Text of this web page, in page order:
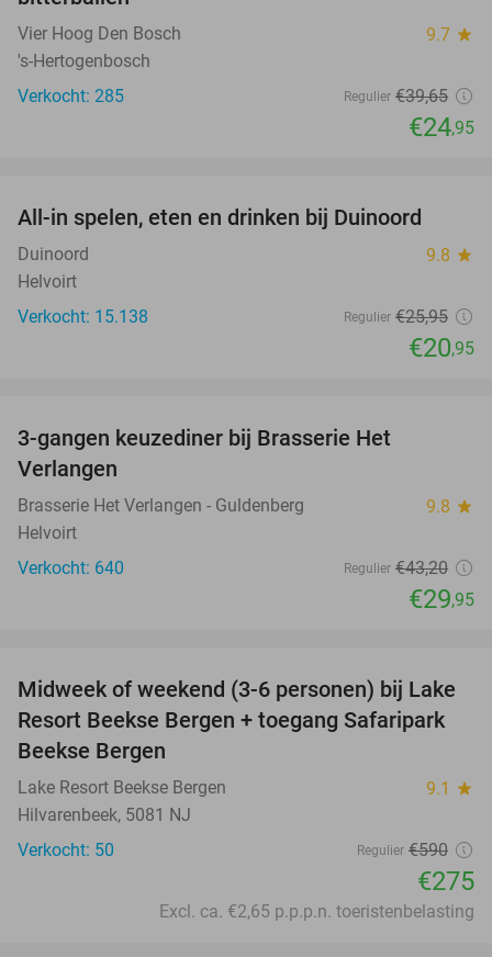
Vier Hoog Den Bosch 9.7 star
's-Hertogenbosch
Verkocht: 285
Regulier €39,65
€24,95
All-in spelen, eten en drinken bij Duinoord
Duinoord 9.8 star
Helvoirt
Verkocht: 15.138
Regulier €25,95
€20,95
3-gangen keuzediner bij Brasserie Het
Verlangen
Brasserie Het Verlangen - Guldenberg 9.8 star
Helvoirt
Verkocht: 640
Regulier €43,20
€29,95
53%
Midweek of weekend (3-6 personen) bij Lake
Resort Beekse Bergen + toegang Safaripark
Beekse Bergen
Lake Resort Beekse Bergen 9.1 star
Hilvarenbeek, 5081 NJ
Verkocht: 50
Regulier €590
€275
Excl. ca. €2,65 p.p.p.n. toeristenbelasting